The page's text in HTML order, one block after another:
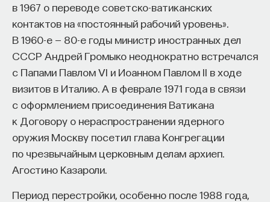
в 1967 о переводе советско-ватиканских
контактов на «постоянный рабочий уровень».
В 1960-е — 80-е годы министр иностранных дел
СССР Андрей Громыко неоднократно встречался
с Папами Павлом VI и Иоанном Павлом II в ходе
визитов в Италию. А в феврале 1971 года в связи
с оформлением присоединения Ватикана
к Договору о нераспространении ядерного
оружия Москву посетил глава Конгрегации
по чрезвычайным церковным делам архиеп.
Агостино Казароли.
Период перестройки, особенно после 1988 года,